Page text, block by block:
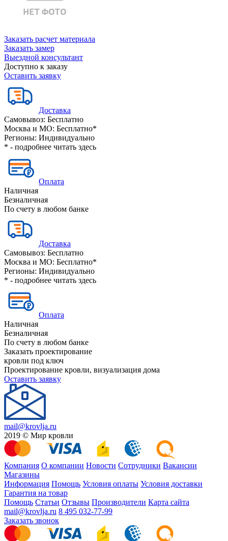
Заказать расчет материала
Заказать замер
Выездной консультант
Доступно к заказу
Оставить заявку
Доставка
Самовывоз: Бесплатно
Москва и МО: Бесплатно*
Регионы: Индивидуально
* - подробнее читать здесь
Оплата
Наличная
Безналичная
По счету в любом банке
Доставка
Самовывоз: Бесплатно
Москва и МО: Бесплатно*
Регионы: Индивидуально
* - подробнее читать здесь
Оплата
Наличная
Безналичная
По счету в любом банке
Заказать проектирование
кровли под ключ
Проектирование кровли, визуализация дома
Оставить заявку
mail@krovlja.ru
2019 © Мир кровли
Компания О компании Новости Сотрудники Вакансии
Магазины
Информация Помощь Условия оплаты Условия доставки
Гарантия на товар
Помощь Статьи Отзывы Производители Карта сайта
mail@krovlja.ru 8 495 032-77-99
Заказать звонок